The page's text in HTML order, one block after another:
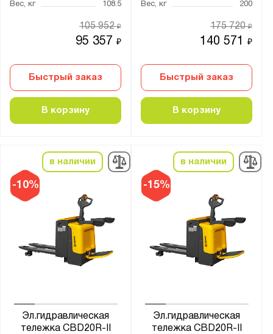
Вес, кг
108.5
95 357₽
105 952₽
Быстрый заказ
В корзину
Вес, кг
200
140 571₽
175 720₽
Быстрый заказ
В корзину
-10%
в наличии
Эл.гидравлическая
тележка CBD20R-II
-15%
в наличии
Эл.гидравлическая
тележка CBD20R-II
210*70
250*70
Полиуретан
Общая высота тележки, мм:
Высота ручки, мм:
от
Длина вил, мм:
1150